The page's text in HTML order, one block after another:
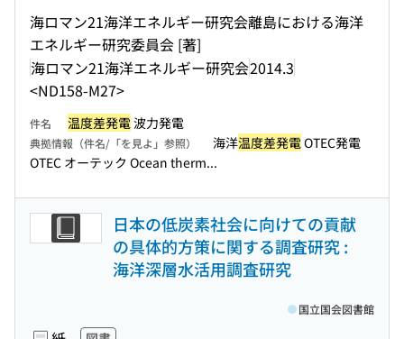
海ロマン21海洋エネルギー研究会離島における海洋
エネルギー研究委員会 [著]
海ロマン21海洋エネルギー研究会2014.3
<ND158-M27>
件名 温度差発電波力発電
典拠情報（件名/「を見よ」参照） 海洋温度差発電OTEC発電
OTEC オーテック Ocean therm...
日本の低炭素社会に向けての貢献
の具体的方策に関する調査研究 :
海洋深層水活用調査研究
国立国会図書館